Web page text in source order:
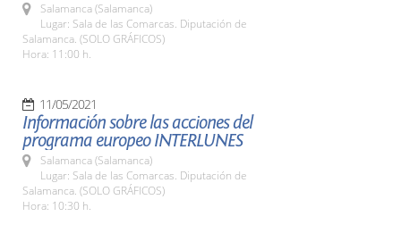
Salamanca (Salamanca)
Lugar: Sala de las Comarcas. Diputación de
Salamanca. (SOLO GRÁFICOS)
Hora: 11:00 h.
11/05/2021
Información sobre las acciones del
programa europeo INTERLUNES
Salamanca (Salamanca)
Lugar: Sala de las Comarcas. Diputación de
Salamanca. (SOLO GRÁFICOS)
Hora: 10:30 h.